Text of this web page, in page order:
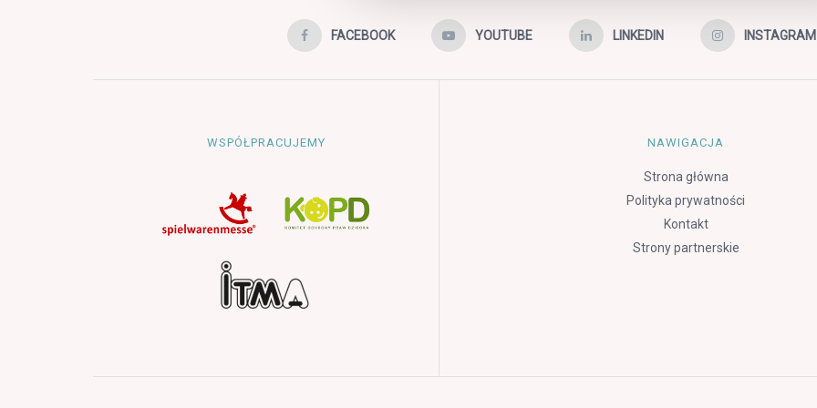
FACEBOOK YOUTUBE LINKEDIN INSTAGRAM
WSPÓŁPRACUJEMY NAWIGACJA
Strona główna
Polityka prywatności
Kontakt
Strony partnerskie